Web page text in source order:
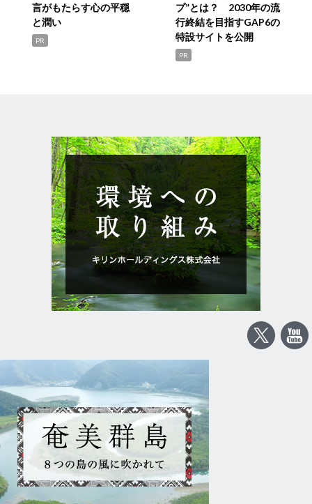
言がもたらす心の平穏
と潤い
PR
プ”とは？ 2030年の流
行終結を目指すGAP6の
特設サイトを公開
PR